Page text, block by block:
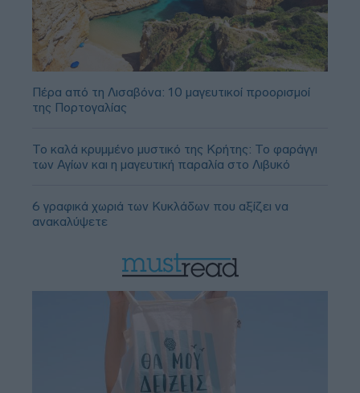
Πέρα από τη Λισαβόνα: 10 μαγευτικοί προορισμοί
της Πορτογαλίας
Το καλά κρυμμένο μυστικό της Κρήτης: Το φαράγγι
των Αγίων και η μαγευτική παραλία στο Λιβυκό
6 γραφικά χωριά των Κυκλάδων που αξίζει να
ανακαλύψετε